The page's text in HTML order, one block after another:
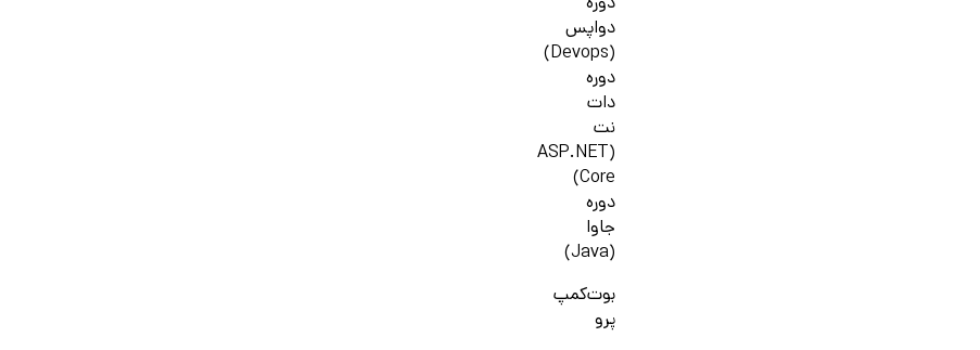
دواپس
(Devops)
دوره
دات
نت
(ASP.NET
Core)
دوره
جاوا
(Java)
بوت‌کمپ
پرو